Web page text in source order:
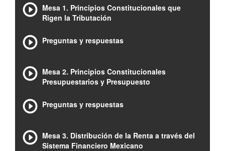
Mesa 1. Principios Constitucionales que
Rigen la Tributación
Preguntas y respuestas
Mesa 2. Principios Constitucionales
Presupuestarios y Presupuesto
Preguntas y respuestas
Mesa 3. Distribución de la Renta a través del
Sistema Financiero Mexicano